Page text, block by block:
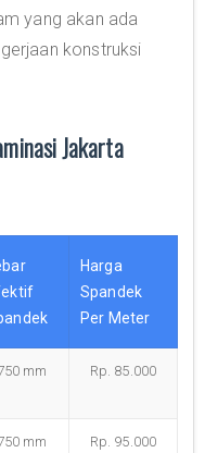
yang akan ada
konstruksi
Jakarta
Harga
Spandek
Per Meter
mm Rp. 85.000
mm Rp. 95.000